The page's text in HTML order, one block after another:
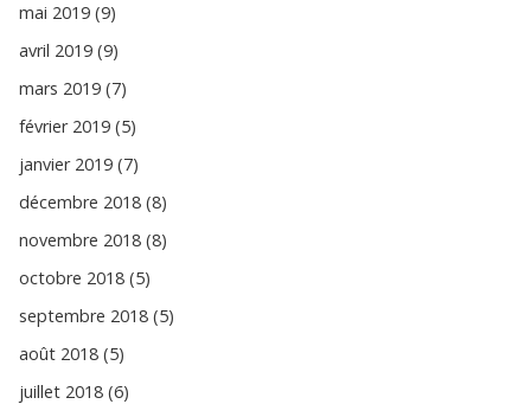
mai 2019 (9)
avril 2019 (9)
mars 2019 (7)
février 2019 (5)
janvier 2019 (7)
décembre 2018 (8)
novembre 2018 (8)
octobre 2018 (5)
septembre 2018 (5)
août 2018 (5)
juillet 2018 (6)